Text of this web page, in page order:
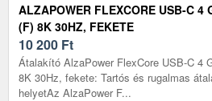
ALZAPOWER FLEXCORE USB-C 4
(F) 8K 30HZ, FEKETE
10 200 Ft
Átalakító AlzaPower FlexCore USB-C 4
8K 30Hz, fekete: Tartós és rugalmas
helyetAz AlzaPower F...